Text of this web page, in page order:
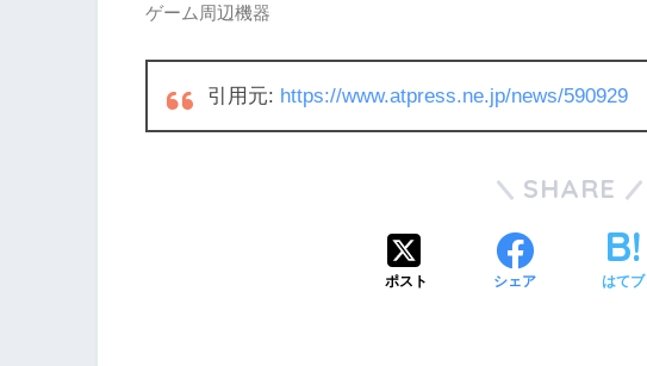
ゲーム周辺機器
引用元: https://www.atpress.ne.jp/news/590929
SHARE
ポスト シェア はてブ